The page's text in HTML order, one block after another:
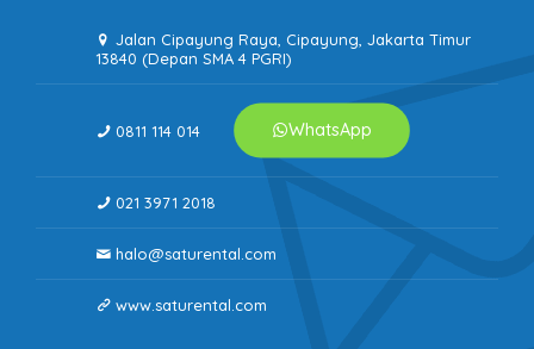
Jalan Cipayung Raya, Cipayung, Jakarta Timur
13840 (Depan SMA 4 PGRI)
0811 114 014 WhatsApp
021 3971 2018
halo@saturental.com
www.saturental.com